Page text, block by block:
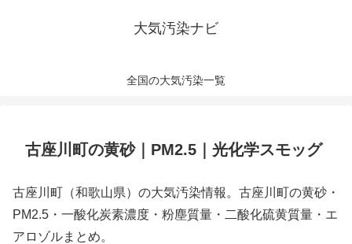
大気汚染ナビ
全国の大気汚染一覧
古座川町の黄砂｜PM2.5｜光化学スモッグ
古座川町（和歌山県）の大気汚染情報。古座川町の黄砂・
PM2.5・一酸化炭素濃度・粉塵質量・二酸化硫黄質量・エ
アロゾルまとめ。